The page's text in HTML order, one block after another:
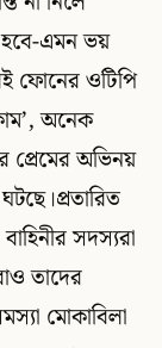
হবে-এমন ভয়
ফোনের ওটিপি
অনেক
প্রেমের অভিনয়
সদস্যরা
তাদের
মোকাবিলা